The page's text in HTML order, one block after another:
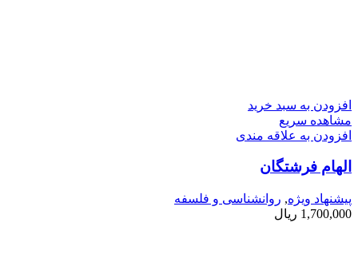
افزودن به سبد خرید
مشاهده سریع
افزودن به علاقه مندی
الهام فرشتگان
پیشنهاد ویژه, روانشناسی و فلسفه
1,700,000 ریال